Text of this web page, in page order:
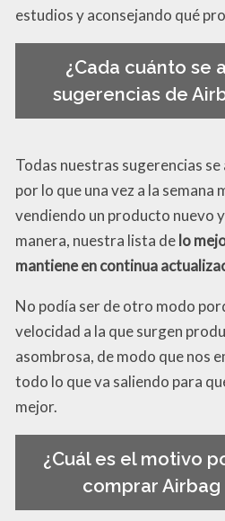
estudios y aconsejando qué
¿Cada cuánto se
sugerencias de
Todas nuestras sugerencias
por lo que una vez a la semana
vendiendo un producto nuevo
manera, nuestra lista delo
mantiene en continua
No podía ser de otro modo
velocidad a la que surgen
asombrosa, de modo que nos
todo lo que va saliendo para
mejor.
¿Cuál es el motivo
comprar Airbag